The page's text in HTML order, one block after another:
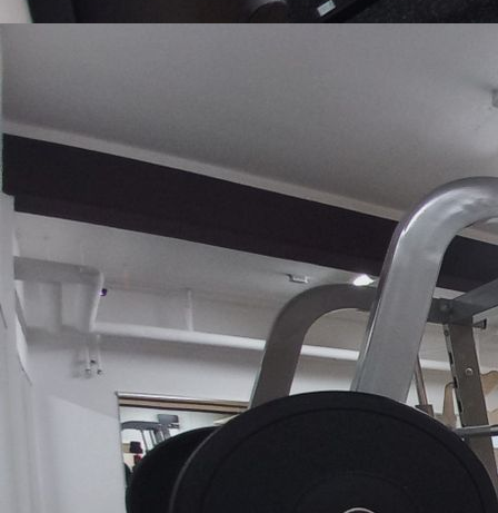
50 Spinde - Ausdauer- und Cardiobereich